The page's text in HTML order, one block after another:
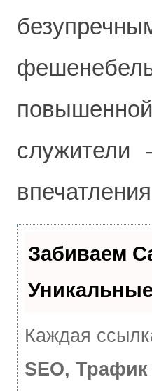
служители
Забиваем
Каждая
SEO, Трафик